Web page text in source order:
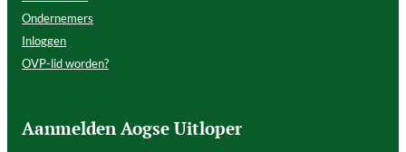
Ondernemers
Inloggen
OVP-lid worden?
Aanmelden Aogse Uitloper